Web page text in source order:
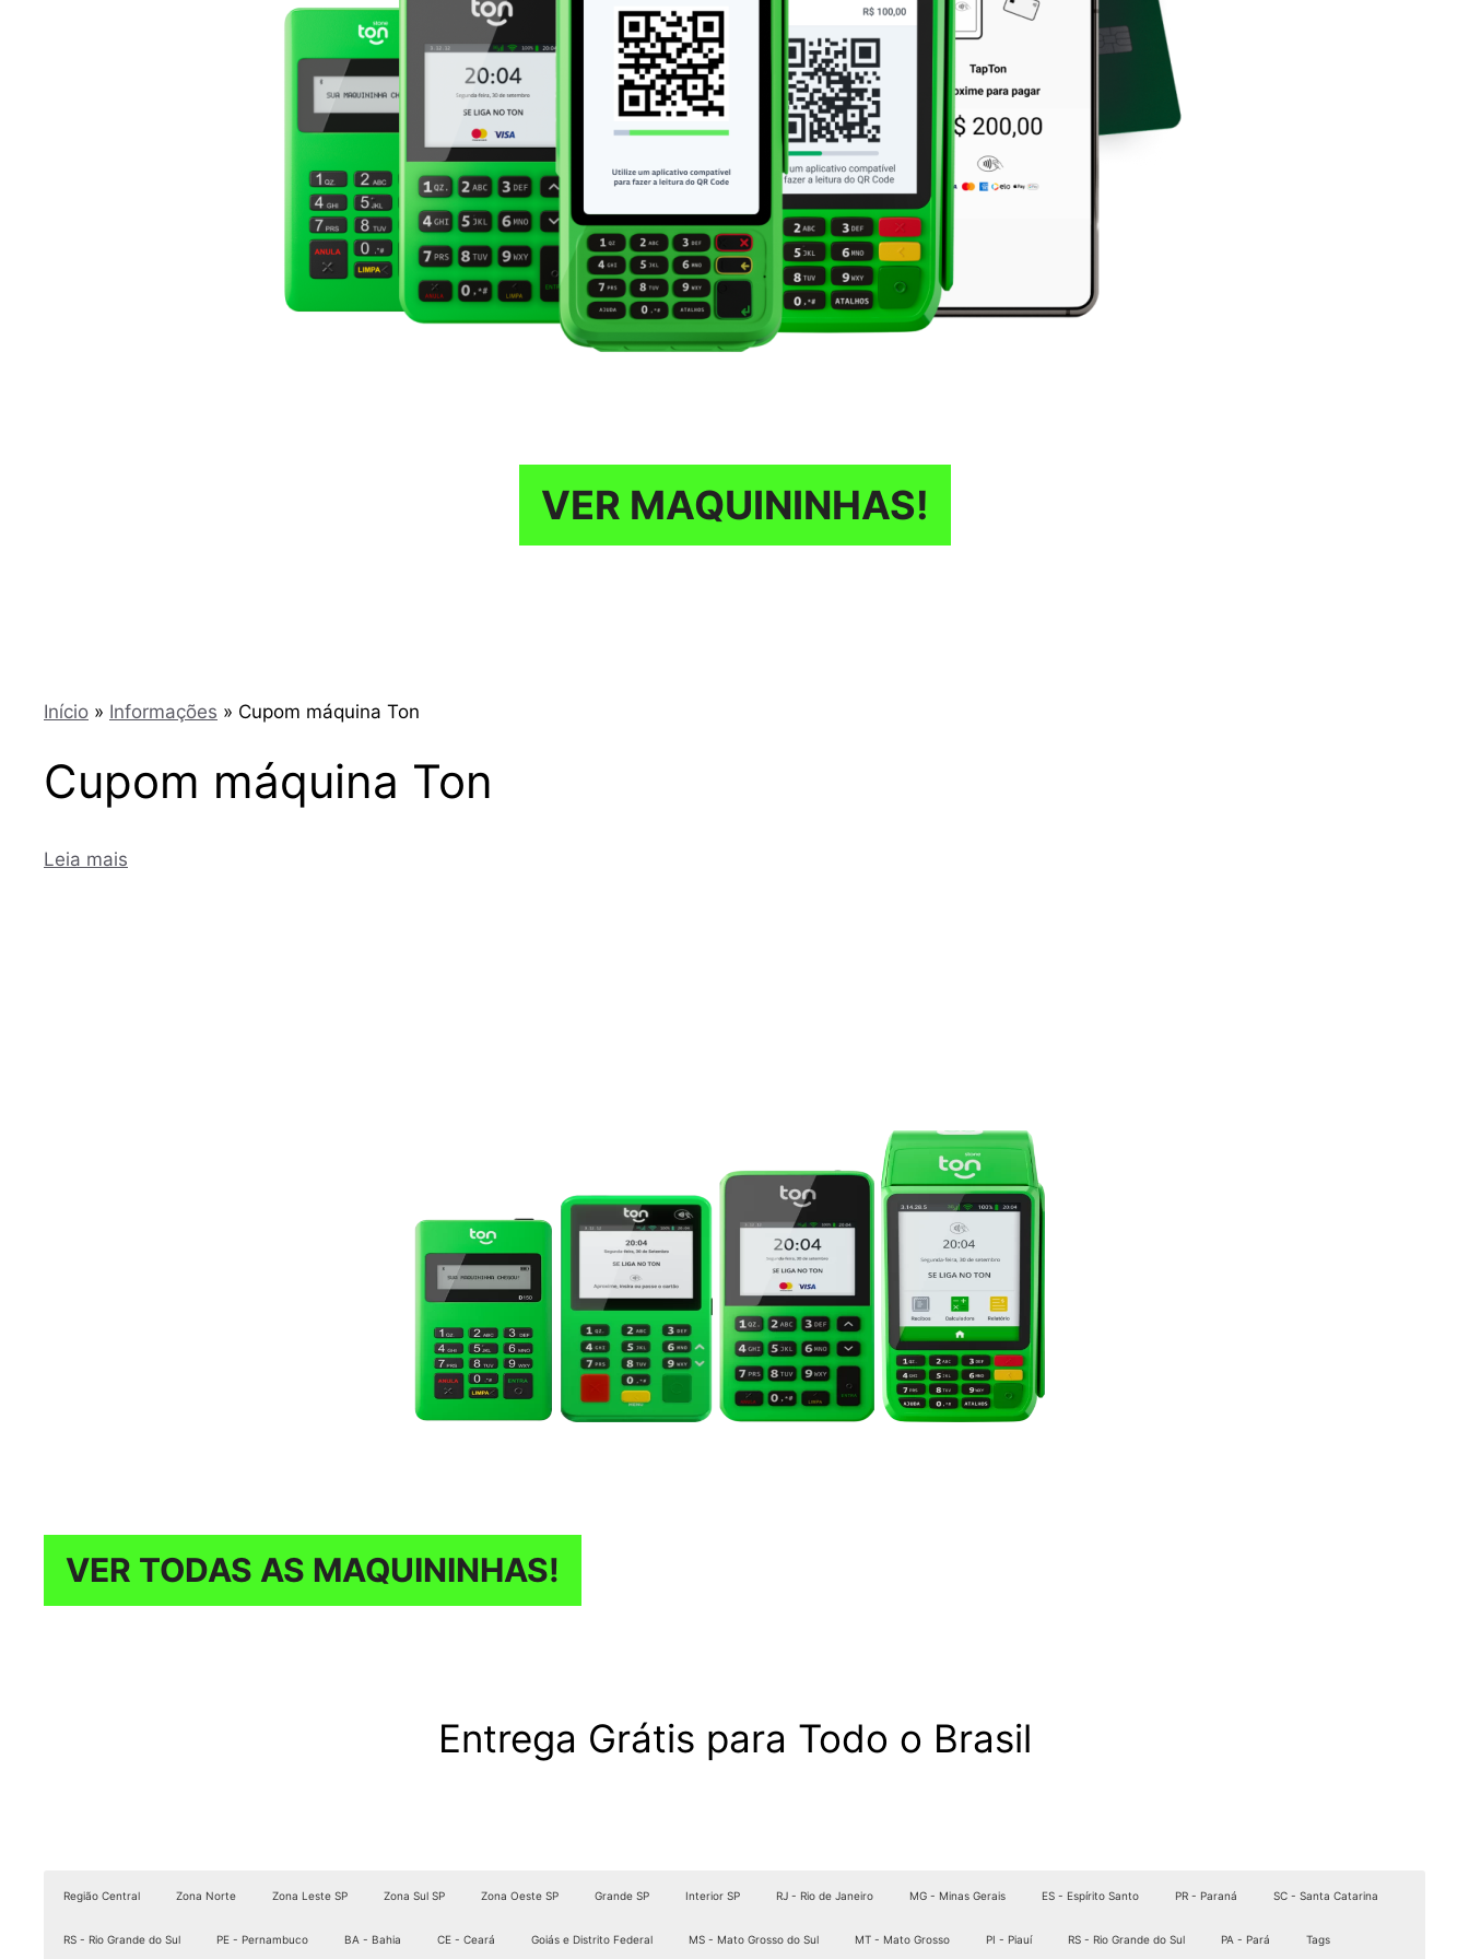
VER MAQUININHAS!
Início » Informações » Cupom máquina Ton
Cupom máquina Ton
Leia mais
VER TODAS AS MAQUININHAS!
Entrega Grátis para Todo o Brasil
Região Central Zona Norte Zona Leste SP Zona Sul SP Zona Oeste SP Grande SP Interior SP RJ - Rio de Janeiro MG - Minas Gerais ES - Espírito Santo PR - Paraná SC - Santa Catarina
RS - Rio Grande do Sul PE - Pernambuco BA - Bahia CE - Ceará Goiás e Distrito Federal MS - Mato Grosso do Sul MT - Mato Grosso PI - Piauí RS - Rio Grande do Sul PA - Pará Tags